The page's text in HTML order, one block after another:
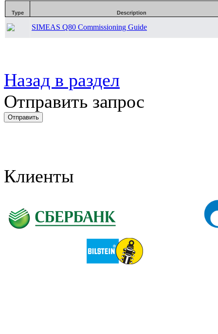
Type Description
SIMEAS Q80 Commissioning Guide
Назад в раздел
Отправить запрос
Клиенты